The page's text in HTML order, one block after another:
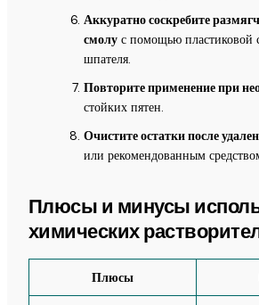
Аккуратно соскребите
смолус помощью пластиковой
шпателя.
Повторите применение при
стойких пятен.
Очистите остатки после
или рекомендованным
Плюсы и минусы
химических
Плюсы